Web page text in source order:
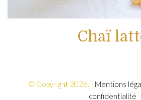
Chaï
© Copyright 2026. | Mentions
confidentialité